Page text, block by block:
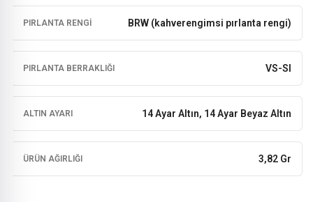
PIRLANTA RENGI BRW (kahverengimsi pırlanta rengi)
PIRLANTA BERRAKLIĞI VS-SI
ALTIN AYARI 14 Ayar Altın, 14 Ayar Beyaz Altın
ÜRÜN AĞIRLIĞI 3,82 Gr